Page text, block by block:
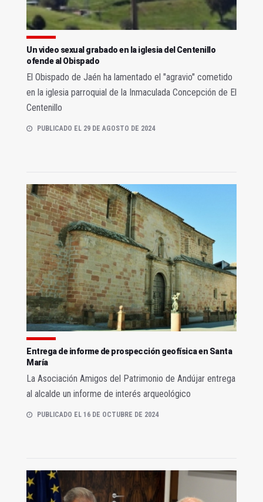
Un video sexual grabado en la iglesia del Centenillo
ofende al Obispado
El Obispado de Jaén ha lamentado el "agravio" cometido
en la iglesia parroquial de la Inmaculada Concepción de El
Centenillo
PUBLICADO EL 29 DE AGOSTO DE 2024
Entrega de informe de prospección geofísica en Santa
María
La Asociación Amigos del Patrimonio de Andújar entrega
al alcalde un informe de interés arqueológico
PUBLICADO EL 16 DE OCTUBRE DE 2024